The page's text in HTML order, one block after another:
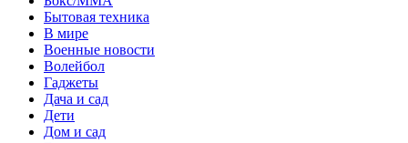
Бытовая техника
В мире
Военные новости
Волейбол
Гаджеты
Дача и сад
Дети
Дом и сад